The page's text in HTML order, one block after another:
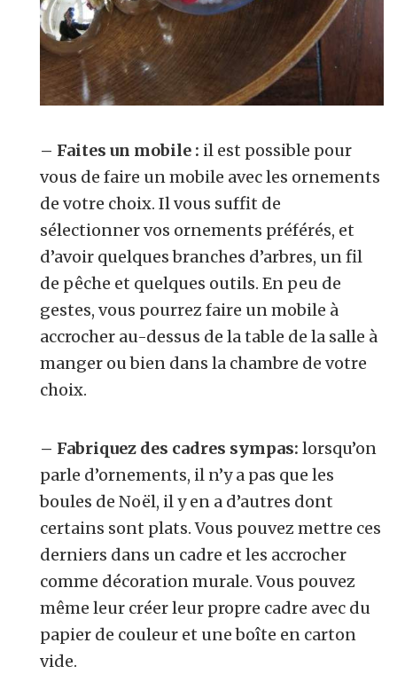
– Faites un mobile : il est possible pour
vous de faire un mobile avec les ornements
de votre choix. Il vous suffit de
sélectionner vos ornements préférés, et
d’avoir quelques branches d’arbres, un fil
de pêche et quelques outils. En peu de
gestes, vous pourrez faire un mobile à
accrocher au-dessus de la table de la salle à
manger ou bien dans la chambre de votre
choix.
– Fabriquez des cadres sympas: lorsqu’on
parle d’ornements, il n’y a pas que les
boules de Noël, il y en a d’autres dont
certains sont plats. Vous pouvez mettre ces
derniers dans un cadre et les accrocher
comme décoration murale. Vous pouvez
même leur créer leur propre cadre avec du
papier de couleur et une boîte en carton
vide.